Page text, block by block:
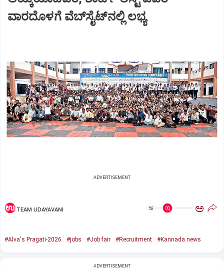
ವಾರದೊಳಗೆ ವೆಬ್‌ಸೈಟ್‌ನಲ್ಲಿ ಲಭ್ಯ
ADVERTISEMENT
TEAM UDAYAVANI ಅ ಅ
#Alva's Pragati-2026 #jobs #Job fair #Recruitment #Kannada news
ADVERTISEMENT